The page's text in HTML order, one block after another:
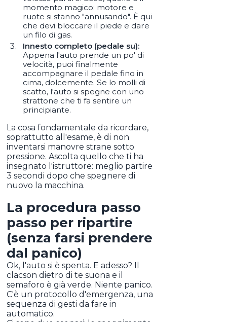
momento magico: motore e
ruote si stanno "annusando". È qui
che devi bloccare il piede e dare
un filo di gas.
Innesto completo (pedale su):
Appena l'auto prende un po' di
velocità, puoi finalmente
accompagnare il pedale fino in
cima, dolcemente. Se lo molli di
scatto, l'auto si spegne con uno
strattone che ti fa sentire un
principiante.
La cosa fondamentale da ricordare,
soprattutto all'esame, è di non
inventarsi manovre strane sotto
pressione. Ascolta quello che ti ha
insegnato l'istruttore: meglio partire
3 secondi dopo che spegnere di
nuovo la macchina.
La procedura passo
passo per ripartire
(senza farsi prendere
dal panico)
Ok, l'auto si è spenta. E adesso? Il
clacson dietro di te suona e il
semaforo è già verde. Niente panico.
C'è un protocollo d'emergenza, una
sequenza di gesti da fare in
automatico.